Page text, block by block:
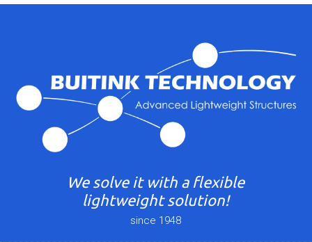
We solve it with a flexible
lightweight solution!
since 1948